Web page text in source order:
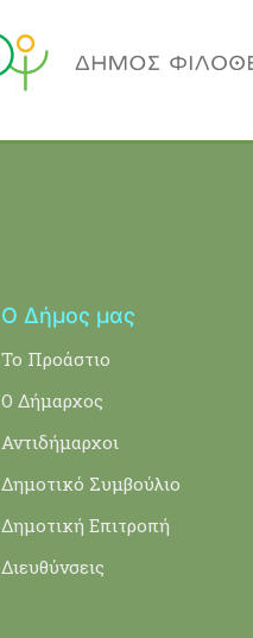
Ο Δήμος μας
Το Προάστιο
Ο Δήμαρχος
Αντιδήμαρχοι
Δημοτικό Συμβούλιο
Δημοτική Επιτροπή
Διευθύνσεις